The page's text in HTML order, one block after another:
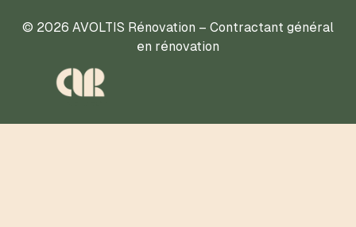
© 2026 AVOLTIS Rénovation – Contractant général
en rénovation